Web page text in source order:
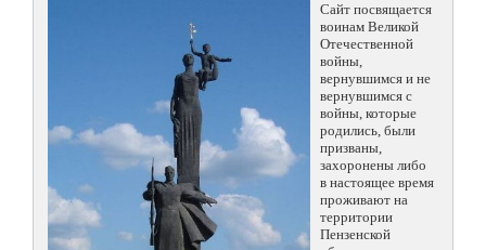
Сайт посвящается
воинам Великой
Отечественной
войны,
вернувшимся и не
вернувшимся с
войны, которые
родились, были
призваны,
захоронены либо
в настоящее время
проживают на
территории
Пензенской